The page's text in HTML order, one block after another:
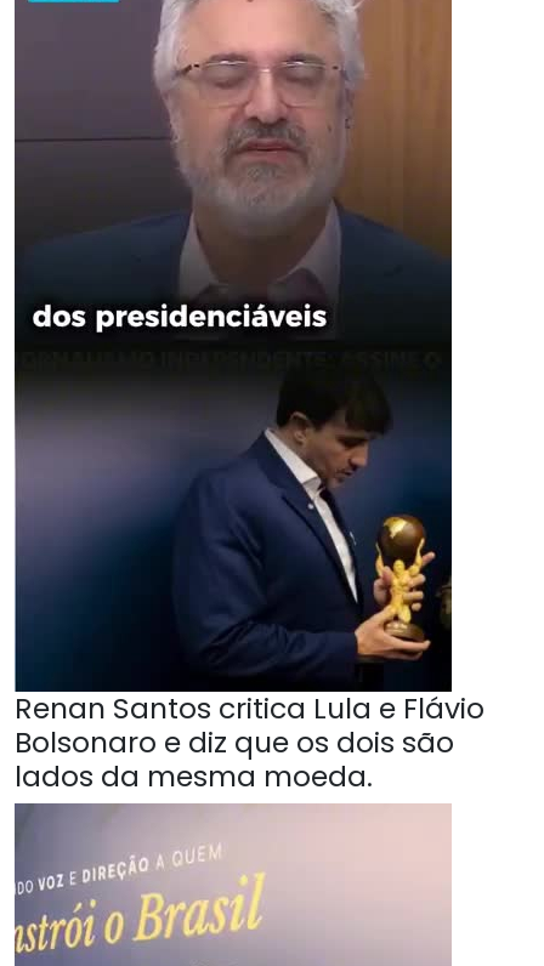
Renan Santos critica Lula e Flávio
Bolsonaro e diz que os dois são
lados da mesma moeda.